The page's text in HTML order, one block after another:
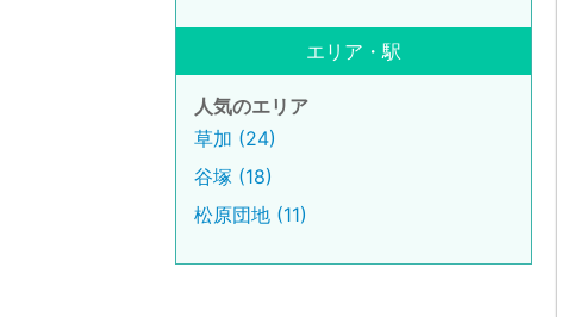
エリア・駅
人気のエリア
草加 (24)
谷塚 (18)
松原団地 (11)